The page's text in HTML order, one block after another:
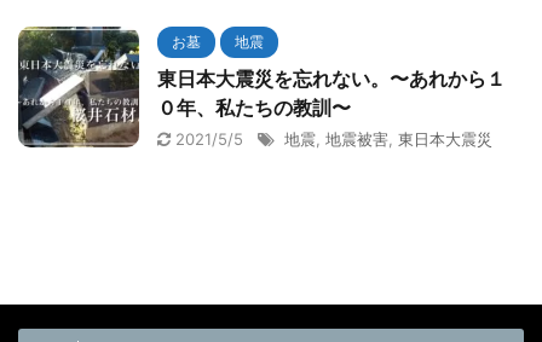
お墓 地震
東日本大震災を忘れない。〜あれから１
０年、私たちの教訓〜
2021/5/5 地震 地震被害 東日本大震災